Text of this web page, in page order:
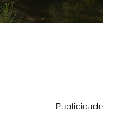
Publicidade